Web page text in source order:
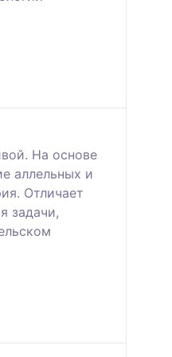
На основе
аллельных и
Отличает
задачи,